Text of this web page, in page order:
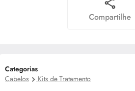
Compartilhe
Categorias
Cabelos
Kits de Tratamento